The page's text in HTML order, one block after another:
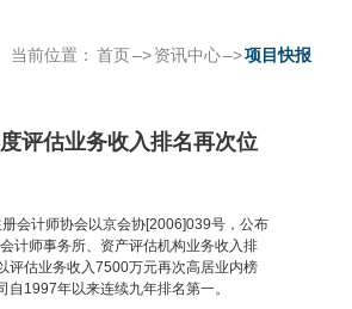
当前位置： 首页–>资讯中心–>项目快报
评估业务收入排名再次位
会计师协会以京会协[2006]039号，公布
计师事务所、资产评估机构业务收入排
评估业务收入7500万元再次高居业内榜
自1997年以来连续九年排名第一。